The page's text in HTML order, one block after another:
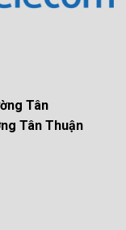
Tân
Tân Thuận